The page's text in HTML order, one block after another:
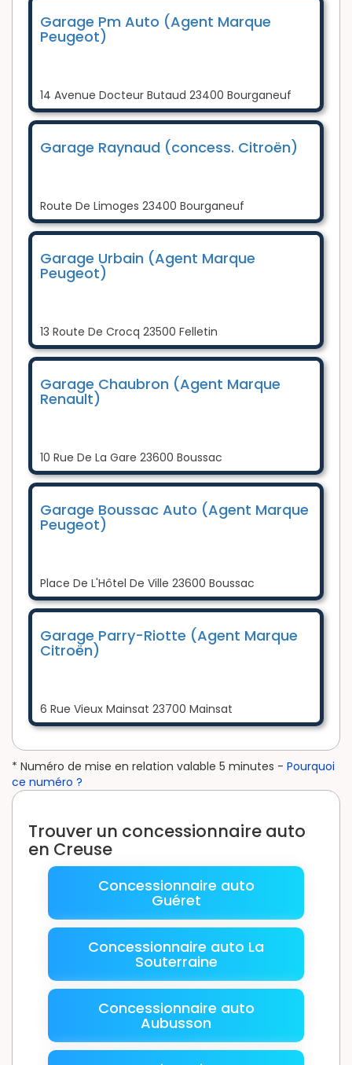
Garage Pm Auto (Agent Marque
Peugeot)
14 Avenue Docteur Butaud 23400 Bourganeuf
Garage Raynaud (concess. Citroën)
Route De Limoges 23400 Bourganeuf
Garage Urbain (Agent Marque
Peugeot)
13 Route De Crocq 23500 Felletin
Garage Chaubron (Agent Marque
Renault)
10 Rue De La Gare 23600 Boussac
Garage Boussac Auto (Agent Marque
Peugeot)
Place De L'Hôtel De Ville 23600 Boussac
Garage Parry-Riotte (Agent Marque
Citroën)
6 Rue Vieux Mainsat 23700 Mainsat
* Numéro de mise en relation valable 5 minutes - Pourquoi
ce numéro ?
Trouver un concessionnaire auto
en Creuse
Concessionnaire auto
Guéret
Concessionnaire auto La
Souterraine
Concessionnaire auto
Aubusson